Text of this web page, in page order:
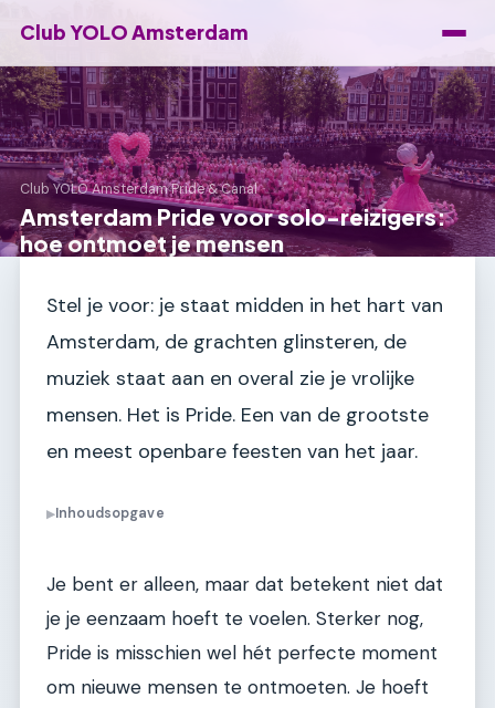
Club YOLO Amsterdam
Club YOLO Amsterdam›Pride & Canal
Amsterdam Pride voor solo-reizigers:
hoe ontmoet je mensen
Stel je voor: je staat midden in het hart van
Amsterdam, de grachten glinsteren, de
muziek staat aan en overal zie je vrolijke
mensen. Het is Pride. Een van de grootste
en meest openbare feesten van het jaar.
▶Inhoudsopgave
Je bent er alleen, maar dat betekent niet dat
je je eenzaam hoeft te voelen. Sterker nog,
Pride is misschien wel hét perfecte moment
om nieuwe mensen te ontmoeten. Je hoeft